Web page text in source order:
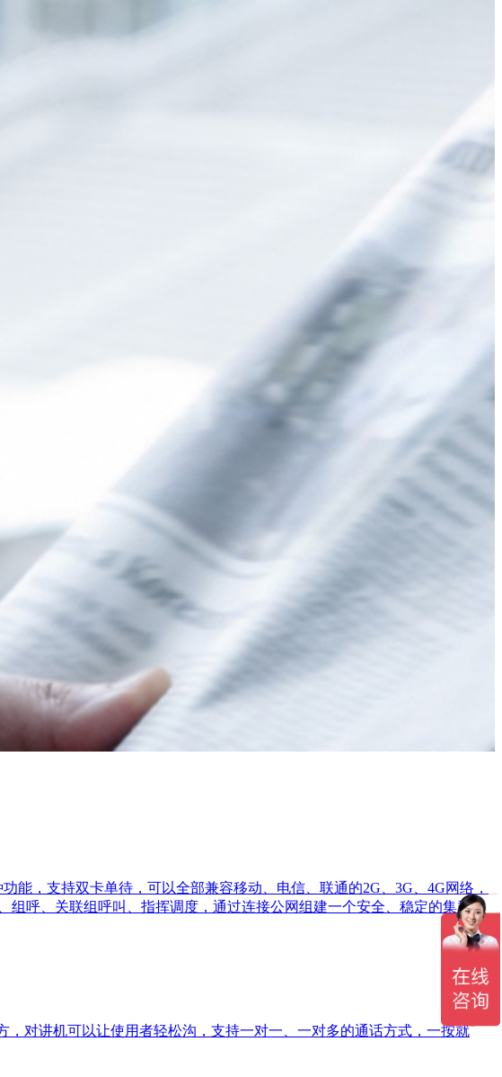
能，支持双卡单待，可以全部兼容移动、电信、联通的2G、3G、4G网络，
呼、关联组呼叫、指挥调度，通过连接公网组建一个安全、稳定的集群网
对讲机可以让使用者轻松沟，支持一对一、一对多的通话方式，一按就